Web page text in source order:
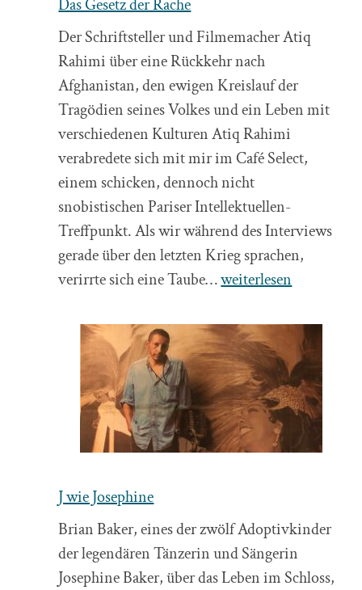
Das Gesetz der Rache
Der Schriftsteller und Filmemacher Atiq
Rahimi über eine Rückkehr nach
Afghanistan, den ewigen Kreislauf der
Tragödien seines Volkes und ein Leben mit
verschiedenen Kulturen Atiq Rahimi
verabredete sich mit mir im Café Select,
einem schicken, dennoch nicht
snobistischen Pariser Intellektuellen-
Treffpunkt. Als wir während des Interviews
gerade über den letzten Krieg sprachen,
verirrte sich eine Taube…Das
der
Rache
weiterlesen
J wie Josephine
Brian Baker, eines der zwölf Adoptivkinder
der legendären Tänzerin und Sängerin
Josephine Baker, über das Leben im Schloss,